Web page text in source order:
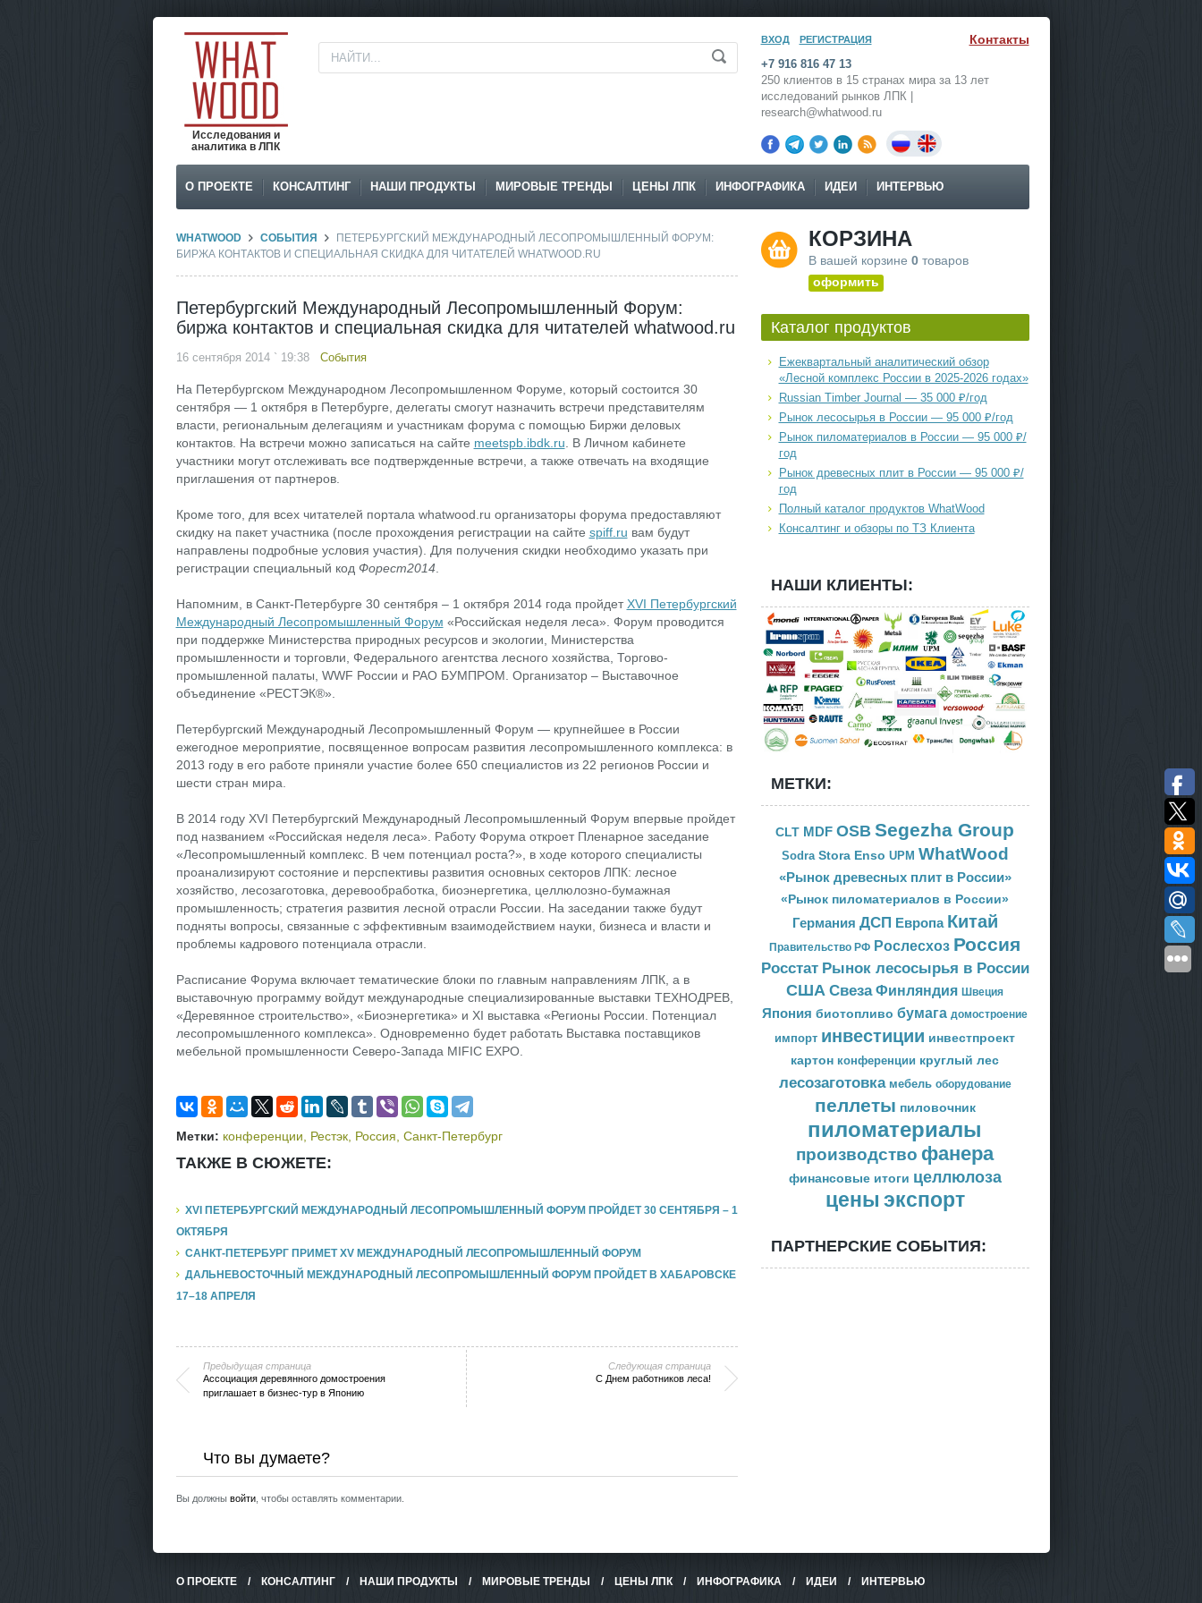
Исследования и
аналитика в ЛПК
ВХОД РЕГИСТРАЦИЯ Контакты
+7 916 816 47 13
250 клиентов в 15 странах мира за 13 лет
исследований рынков ЛПК |
research@whatwood.ru
О ПРОЕКТЕ КОНСАЛТИНГ НАШИ ПРОДУКТЫ МИРОВЫЕ ТРЕНДЫ ЦЕНЫ ЛПК ИНФОГРАФИКА ИДЕИ ИНТЕРВЬЮ
WHATWOOD СОБЫТИЯ
ПЕТЕРБУРГСКИЙ МЕЖДУНАРОДНЫЙ ЛЕСОПРОМЫШЛЕННЫЙ ФОРУМ:
БИРЖА КОНТАКТОВ И СПЕЦИАЛЬНАЯ СКИДКА ДЛЯ ЧИТАТЕЛЕЙ WHATWOOD.RU
Петербургский Международный Лесопромышленный Форум:
биржа контактов и специальная скидка для читателей whatwood.ru
16 сентября 2014 ` 19:38 События
На Петербургском Международном Лесопромышленном Форуме, который состоится 30
сентября — 1 октября в Петербурге, делегаты смогут назначить встречи представителям
власти, региональным делегациям и участникам форума с помощью Биржи деловых
контактов. На встречи можно записаться на сайте meetspb.ibdk.ru . В Личном кабинете
участники могут отслеживать все подтвержденные встречи, а также отвечать на входящие
приглашения от партнеров.
Кроме того, для всех читателей портала whatwood.ru организаторы форума предоставляют
скидку на пакет участника (после прохождения регистрации на сайте spiff.ru вам будут
направлены подробные условия участия). Для получения скидки необходимо указать при
регистрации специальный код Форест2014.
Напомним, в Санкт-Петербурге 30 сентября – 1 октября 2014 года пройдетXVI Петербургский
Международный Лесопромышленный Форум «Российская неделя леса». Форум проводится
при поддержке Министерства природных ресурсов и экологии, Министерства
промышленности и торговли, Федерального агентства лесного хозяйства, Торгово-
промышленной палаты, WWF России и РАО БУМПРОМ. Организатор – Выставочное
объединение «РЕСТЭК®».
Петербургский Международный Лесопромышленный Форум — крупнейшее в России
ежегодное мероприятие, посвященное вопросам развития лесопромышленного комплекса: в
2013 году в его работе приняли участие более 650 специалистов из 22 регионов России и
шести стран мира.
В 2014 году XVI Петербургский Международный Лесопромышленный Форум впервые пройдет
под названием «Российская неделя леса». Работу Форума откроет Пленарное заседание
«Лесопромышленный комплекс. В чем потенциал роста?», в ходе которого специалисты
проанализируют состояние и перспективы развития основных секторов ЛПК: лесное
хозяйство, лесозаготовка, деревообработка, биоэнергетика, целлюлозно-бумажная
промышленность; стратегия развития лесной отрасли России. На заседании также будут
подняты вопросы, связанные с эффективным взаимодействием науки, бизнеса и власти и
проблемы кадрового потенциала отрасли.
Расписание Форума включает тематические блоки по главным направлениям ЛПК, а в
выставочную программу войдут международные специализированные выставки ТЕХНОДРЕВ,
«Деревянное строительство», «Биоэнергетика» и XI выставка «Регионы России. Потенциал
лесопромышленного комплекса». Одновременно будет работать Выставка поставщиков
мебельной промышленности Северо-Запада MIFIC EXPO.
Метки: конференции Рестэк, Россия Санкт-Петербург
ТАКЖЕ В СЮЖЕТЕ:
XVI ПЕТЕРБУРГСКИЙ МЕЖДУНАРОДНЫЙ ЛЕСОПРОМЫШЛЕННЫЙ ФОРУМ ПРОЙДЕТ 30 СЕНТЯБРЯ – 1
ОКТЯБРЯ
САНКТ-ПЕТЕРБУРГ ПРИМЕТ XV МЕЖДУНАРОДНЫЙ ЛЕСОПРОМЫШЛЕННЫЙ ФОРУМ
ДАЛЬНЕВОСТОЧНЫЙ МЕЖДУНАРОДНЫЙ ЛЕСОПРОМЫШЛЕННЫЙ ФОРУМ ПРОЙДЕТ В ХАБАРОВСКЕ
17–18 АПРЕЛЯ
Предыдущая страница
Ассоциация деревянного домостроения
приглашает в бизнес-тур в Японию
Следующая страница
С Днем работников леса!
Что вы думаете?
Вы должны войти, чтобы оставлять комментарии.
КОРЗИНА
В вашей корзине 0товаров
оформить
Каталог продуктов
Ежеквартальный аналитический обзор
«Лесной комплекс России в 2025-2026 годах»
Russian Timber Journal — 35 000 ₽/год
Рынок лесосырья в России — 95 000 ₽/год
Рынок пиломатериалов в России — 95 000 ₽/
год
Рынок древесных плит в России — 95 000 ₽/
год
Полный каталог продуктов WhatWood
Консалтинг и обзоры по ТЗ Клиента
НАШИ КЛИЕНТЫ:
МЕТКИ:
CLT MDF OSB Segezha Group
Sodra Stora Enso UPM WhatWood
«Рынок древесных плит в России»
«Рынок пиломатериалов в России»
Германия ДСП Европа Китай
Правительство РФ Рослесхоз Россия
Росстат Рынок лесосырья в России
США Свеза Финляндия Швеция
Япония биотопливо бумага домостроение
импорт инвестиции инвестпроект
картон конференции круглый лес
лесозаготовка мебель оборудование
пеллеты пиловочник
пиломатериалы
производство фанера
финансовые итоги целлюлоза
цены экспорт
ПАРТНЕРСКИЕ СОБЫТИЯ:
О ПРОЕКТЕ/ КОНСАЛТИНГ/ НАШИ ПРОДУКТЫ / МИРОВЫЕ ТРЕНДЫ / ЦЕНЫ ЛПК/ ИНФОГРАФИКА/ ИДЕИ / ИНТЕРВЬЮ